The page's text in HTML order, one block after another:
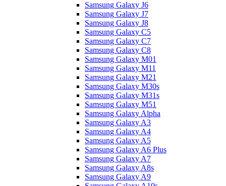
Samsung Galaxy J6
Samsung Galaxy J7
Samsung Galaxy J8
Samsung Galaxy C5
Samsung Galaxy C7
Samsung Galaxy C8
Samsung Galaxy M01
Samsung Galaxy M11
Samsung Galaxy M21
Samsung Galaxy M30s
Samsung Galaxy M31s
Samsung Galaxy M51
Samsung Galaxy Alpha
Samsung Galaxy A3
Samsung Galaxy A4
Samsung Galaxy A5
Samsung Galaxy A6 Plus
Samsung Galaxy A7
Samsung Galaxy A8s
Samsung Galaxy A9